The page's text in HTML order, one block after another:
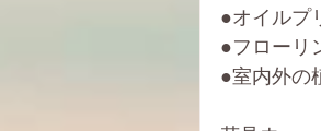
●オイルプ
●フローリ
●室内外の